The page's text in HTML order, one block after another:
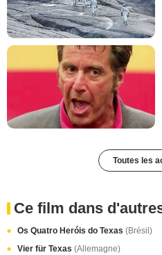
Toutes les
Ce film dans
Os Quatro Heróis do Texas (Brésil)
Vier für Texas (Allemagne)